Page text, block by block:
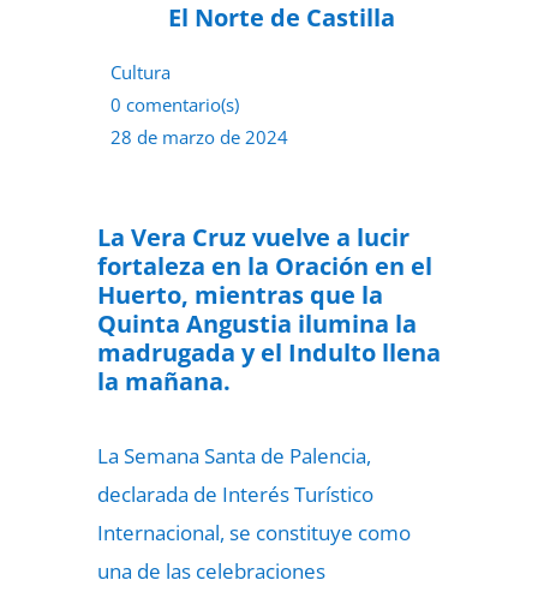
El Norte de Castilla
Cultura
0 comentario(s)
28 de marzo de 2024
La Vera Cruz vuelve a lucir
fortaleza en la Oración en el
Huerto, mientras que la
Quinta Angustia ilumina la
madrugada y el Indulto llena
la mañana.
La Semana Santa de Palencia,
declarada de Interés Turístico
Internacional, se constituye como
una de las celebraciones